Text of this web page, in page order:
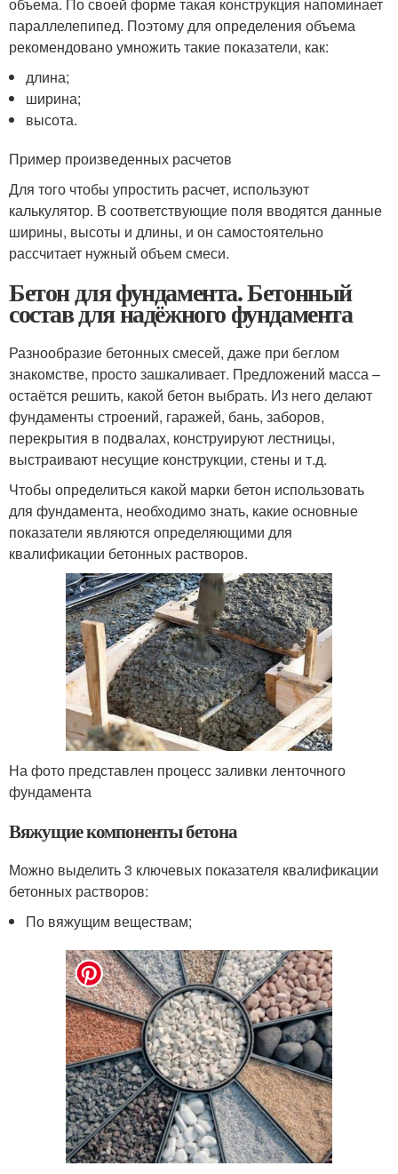
параллелепипед. Поэтому для определения объема
рекомендовано умножить такие показатели, как:
длина;
ширина;
высота.
Пример произведенных расчетов
Для того чтобы упростить расчет, используют
калькулятор. В соответствующие поля вводятся данные
ширины, высоты и длины, и он самостоятельно
рассчитает нужный объем смеси.
Бетон для фундамента. Бетонный
состав для надёжного фундамента
Разнообразие бетонных смесей, даже при беглом
знакомстве, просто зашкаливает. Предложений масса –
остаётся решить, какой бетон выбрать. Из него делают
фундаменты строений, гаражей, бань, заборов,
перекрытия в подвалах, конструируют лестницы,
выстраивают несущие конструкции, стены и т.д.
Чтобы определиться какой марки бетон использовать
для фундамента, необходимо знать, какие основные
показатели являются определяющими для
квалификации бетонных растворов.
На фото представлен процесс заливки ленточного
фундамента
Вяжущие компоненты бетона
Можно выделить 3 ключевых показателя квалификации
бетонных растворов:
По вяжущим веществам;